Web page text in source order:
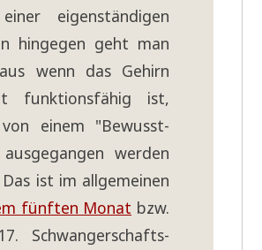
eigen­stän­di­gen
hin­ge­gen geht man
wenn das Gehirn
funk­ti­ons­fä­hig ist,
einem "Bewusst­
wer­den
Das ist im all­ge­mei­nen
fünf­ten Monat bzw.
Schwan­ger­schafts­